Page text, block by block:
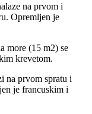
na prvom i
Opremljen je
more (15 m2) se
krevetom.
na prvom spratu i
je francuskim i